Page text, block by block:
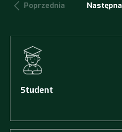
Poprzednia Następna
Student